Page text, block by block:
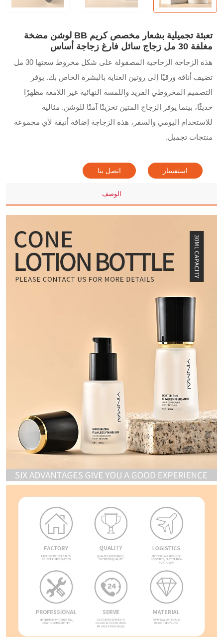
تعبئة تجميلية بشعار مخصص كريم BB لوشن مضخة
مغلفة 30 مل زجاج سائل فارغ زجاجة أساس
هذه الزجاجة الزجاجية المصقولة على شكل مخروط سعتها 30 مل
تضيف أناقة ورقيًا إلى روتين العناية بالبشرة الخاص بك. يوفر
التصميم المخروطي الفريد واللمسة النهائية غير اللامعة مظهرًا
حديثًا، بينما يوفر الزجاج المتين تخزينًا آمنًا للوشن. مثالية
للاستخدام اليومي والسفر، هذه الزجاجة إضافة أنيقة لأي مجموعة
منتجات تجميل.
استفسار اتصل بنا
الوصف